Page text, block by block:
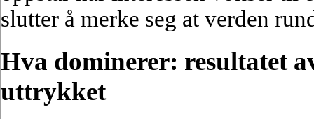
slutter å merke seg at verden
Hva dominerer: resultatet
uttrykket